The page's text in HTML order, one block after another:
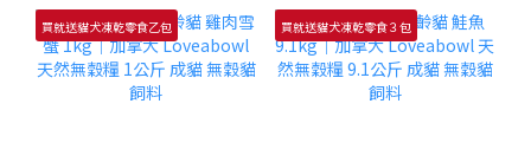
買就送貓犬凍乾零食乙包 買就送貓犬凍乾零食３包